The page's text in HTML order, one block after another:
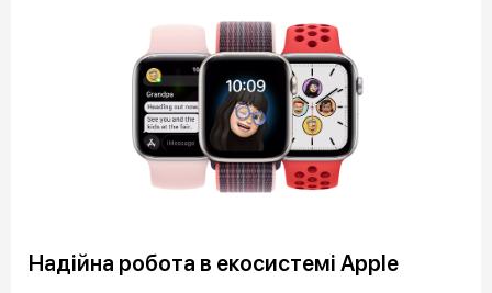
Надійна робота в екосистемі Apple